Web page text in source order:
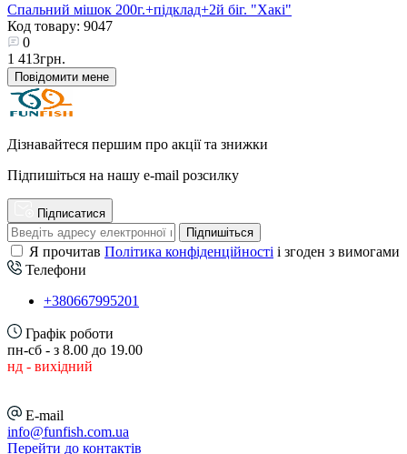
Спальний мішок 200г.+підклад+2й біг. "Хакі"
Код товару: 9047
0
1 413грн.
Повідомити мене
Дізнавайтеся першим про акції та знижки
Підпишіться на нашу e-mail розсилку
Підписатися
Підпишіться
Я прочитав Політика конфіденційності і згоден з вимогами
Телефони
+380667995201
Графік роботи
пн-сб - з 8.00 до 19.00
нд - вихідний
E-mail
info@funfish.com.ua
Перейти до контактів